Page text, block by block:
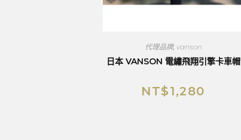
代理品牌, vanson
日本 VANSON 電繡飛翔引擎卡車帽
NT$1,280